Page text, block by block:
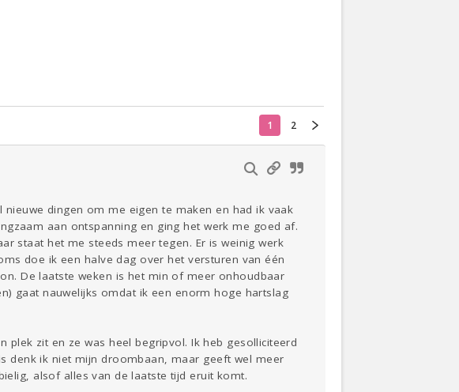
Zwanger Psyche Thuis Klussen
1 2
dingen om me eigen te maken en had ik vaak
aan ontspanning en ging het werk me goed af.
staat het me steeds meer tegen. Er is weinig werk
doe ik een halve dag over het versturen van één
De laatste weken is het min of meer onhoudbaar
gaat nauwelijks omdat ik een enorm hoge hartslag
zit en ze was heel begripvol. Ik heb gesolliciteerd
denk ik niet mijn droombaan, maar geeft wel meer
alsof alles van de laatste tijd eruit komt.